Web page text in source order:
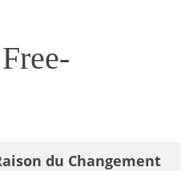
du Changement